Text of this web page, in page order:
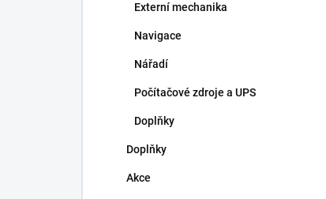
Externí mechanika
Navigace
Nářadí
Počítačové zdroje a UPS
Doplňky
Doplňky
Akce